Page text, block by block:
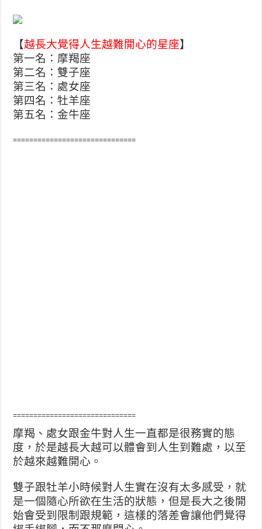
【越長大覺得人生越難開心的星座】
第一名：摩羯座
第二名：雙子座
第三名：處女座
第四名：牡羊座
第五名：金牛座
==============================
==============================
摩羯、處女跟金牛對人生一直都是很務實的態
度，於是越長大越可以體會到人生到難處，以至
於越來越難開心 。
雙子跟牡羊小時候對人生實在沒有太多感受，就
是一個隨心所欲在生活的狀態，但是長大之後開
始會受到限制跟規範，這樣的落差會讓他們覺得